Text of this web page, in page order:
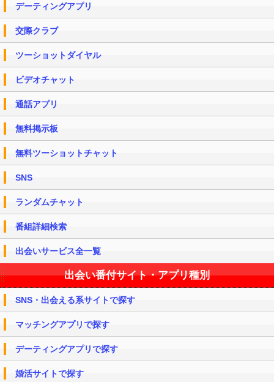
デーティングアプリ
交際クラブ
ツーショットダイヤル
ビデオチャット
通話アプリ
無料掲示板
無料ツーショットチャット
SNS
ランダムチャット
番組詳細検索
出会いサービス全一覧
出会い番付サイト・アプリ種別
SNS・出会える系サイトで探す
マッチングアプリで探す
デーティングアプリで探す
婚活サイトで探す